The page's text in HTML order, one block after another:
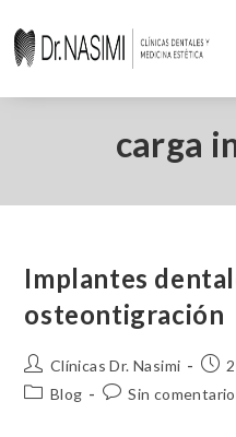
carga
Implantes
osteontigración
Clínicas Dr. Nasimi
Blog
Sin